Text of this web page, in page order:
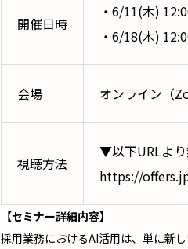
開催日時
・6/11(木)
・6/18(木)
会場 オンライン（
視聴方法
▼以下URLより
https://
【セミナー詳細内容】
採用業務におけるAI活用は、単に新